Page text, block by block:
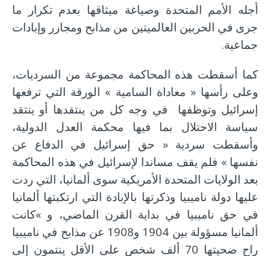
أجله الأمم المتحدة وصياغة ميثاقها بعدم تكرار ما
جرى في الحربين العالميتين من مذابح ومجازر وإبادات
جماعية.
كما أسقطت هذه المحاكمة مجموعة من السرديات،
وعلى رأسها « معاداة السامية » الورقة التي ترفعها
إسرائيل وتوظفها في وجه كل من ينتقدها أو ينتقد
سياسة الاحتلال بما فيها محكمة العدل الدولية،
وأسقطت سردية « حق إسرائيل في الدفاع عن
نفسها » فلم يقف مساندا لإسرائيل في هذه المحاكمة
بعد الولايات المتحدة الأمريكية سوى ألمانيا، التي ردت
عليها دولة ناميبيا وذكرتها بالإبادة التي ارتكبتها ألمانيا
في حق ناميبيا في بداية القرن الماضي، و »كانت
ألمانيا مسؤولة بين 1904 و1908 عن مذابح في ناميبيا
راح ضحيتها 70 ألف شخص على الأقل ينتمون إلى